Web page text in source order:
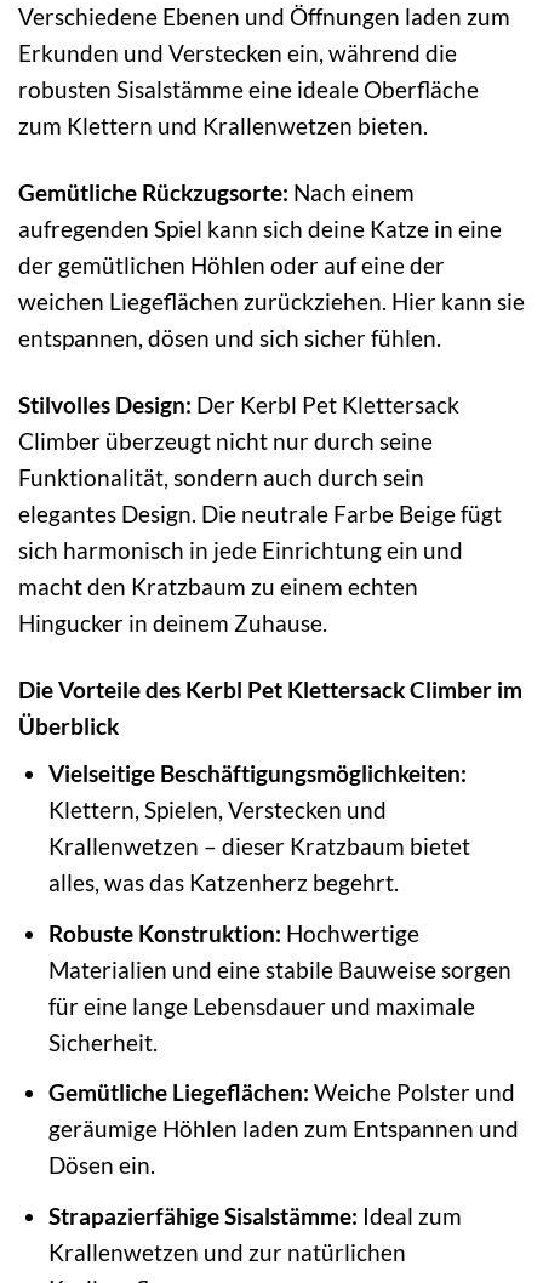
Verschiedene Ebenen und Öffnungen laden zum
Erkunden und Verstecken ein, während die
robusten Sisalstämme eine ideale Oberfläche
zum Klettern und Krallenwetzen bieten.
Gemütliche Rückzugsorte: Nach einem
aufregenden Spiel kann sich deine Katze in eine
der gemütlichen Höhlen oder auf eine der
weichen Liegeflächen zurückziehen. Hier kann sie
entspannen, dösen und sich sicher fühlen.
Stilvolles Design: Der Kerbl Pet Klettersack
Climber überzeugt nicht nur durch seine
Funktionalität, sondern auch durch sein
elegantes Design. Die neutrale Farbe Beige fügt
sich harmonisch in jede Einrichtung ein und
macht den Kratzbaum zu einem echten
Hingucker in deinem Zuhause.
Die Vorteile des Kerbl Pet Klettersack Climber im
Überblick
Vielseitige Beschäftigungsmöglichkeiten:
Klettern, Spielen, Verstecken und
Krallenwetzen – dieser Kratzbaum bietet
alles, was das Katzenherz begehrt.
Robuste Konstruktion: Hochwertige
Materialien und eine stabile Bauweise sorgen
für eine lange Lebensdauer und maximale
Sicherheit.
Gemütliche Liegeflächen: Weiche Polster und
geräumige Höhlen laden zum Entspannen und
Dösen ein.
Strapazierfähige Sisalstämme: Ideal zum
Krallenwetzen und zur natürlichen